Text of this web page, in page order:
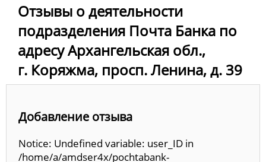
Отзывы о деятельности
подразделения Почта Банка по
адресу Архангельская обл.,
г. Коряжма, просп. Ленина, д. 39
Добавление отзыва
Notice: Undefined variable: user_ID in
/home/a/amdser4x/pochtabank-